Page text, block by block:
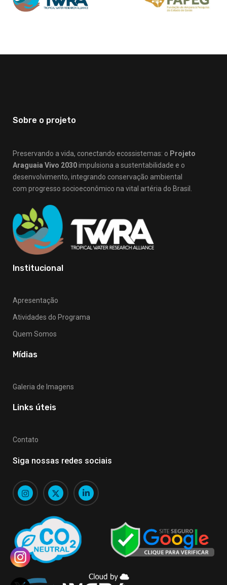
Sobre o projeto
Preservando a vida, conectando ecossistemas: o Projeto
Araguaia Vivo 2030impulsiona a sustentabilidade e o
desenvolvimento, integrando conservação ambiental
com progresso socioeconômico na vital artéria do Brasil.
Institucional
Apresentação
Atividades do Programa
Quem Somos
Mídias
Galeria de Imagens
Links úteis
Contato
Siga nossas redes sociais